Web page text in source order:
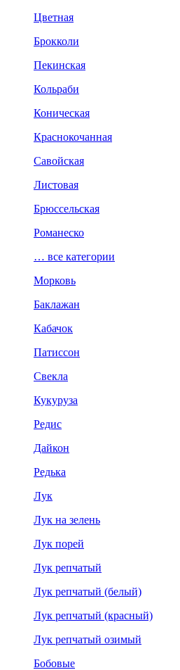
Цветная
Брокколи
Пекинская
Кольраби
Коническая
Краснокочанная
Савойская
Листовая
Брюссельская
Романеско
… все категории
Морковь
Баклажан
Кабачок
Патиссон
Свекла
Кукуруза
Редис
Дайкон
Редька
Лук
Лук на зелень
Лук порей
Лук репчатый
Лук репчатый (белый)
Лук репчатый (красный)
Лук репчатый озимый
Бобовые